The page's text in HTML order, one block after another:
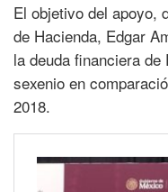
El objetivo del apoyo,
de Hacienda, Edgar
la deuda financiera
sexenio en
2018.